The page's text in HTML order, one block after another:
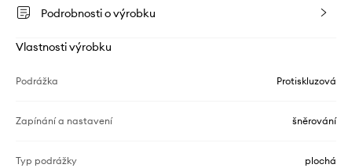
Podrobnosti o výrobku
Vlastnosti výrobku
Podrážka Protiskluzová
Zapínání a nastavení šněrování
Typ podrážky plochá